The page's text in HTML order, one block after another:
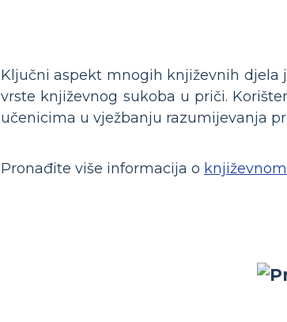
Ključni aspekt mnogih književnih djela
vrste književnog sukoba u priči.
učenicima u vježbanju razumijevanja
Pronađite više informacija o